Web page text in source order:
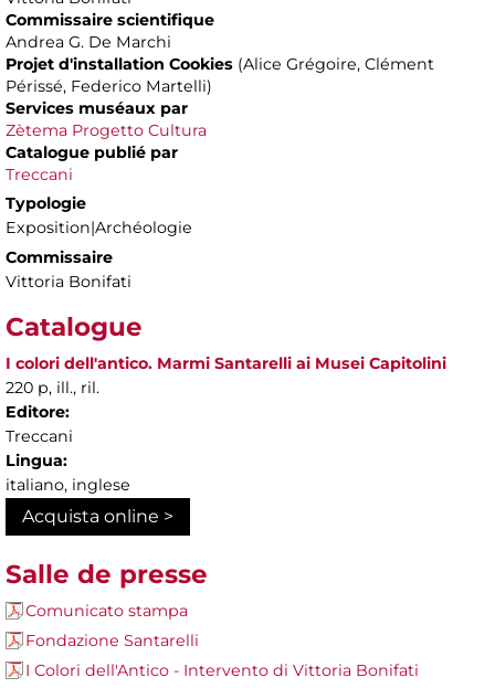
Commissaire scientifique
Andrea G. De Marchi
Projet d'installation Cookies (Alice Grégoire, Clément
Périssé, Federico Martelli)
Services muséaux par
Zètema Progetto Cultura
Catalogue publié par
Treccani
Typologie
Exposition|Archéologie
Commissaire
Vittoria Bonifati
Catalogue
I colori dell'antico. Marmi Santarelli ai Musei Capitolini
220 p, ill., ril.
Editore:
Treccani
Lingua:
italiano, inglese
Acquista online >
Salle de presse
Comunicato stampa
Fondazione Santarelli
I Colori dell'Antico - Intervento di Vittoria Bonifati